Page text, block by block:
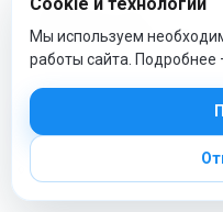
8 (800) 707-17-56
info@peg-perego-market.ru
© 2026 Официальный сайт Peg Perego
Политика обработки персональных данных
Мы используем
работы сайта. Подробнее